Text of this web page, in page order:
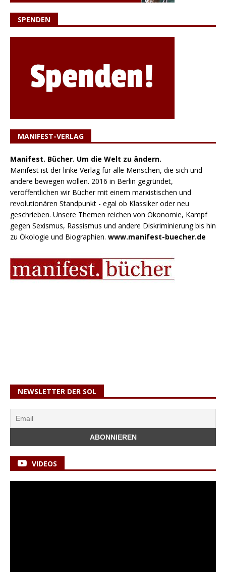
SPENDEN
MANIFEST-VERLAG
Manifest. Bücher. Um die Welt zu ändern.
Manifest ist der linke Verlag für alle Menschen, die sich und
andere bewegen wollen. 2016 in Berlin gegründet,
veröffentlichen wir Bücher mit einem marxistischen und
revolutionären Standpunkt - egal ob Klassiker oder neu
geschrieben. Unsere Themen reichen von Ökonomie, Kampf
gegen Sexismus, Rassismus und andere Diskriminierung bis hin
zu Ökologie und Biographien. www.manifest-buecher.de
NEWSLETTER DER SOL
VIDEOS